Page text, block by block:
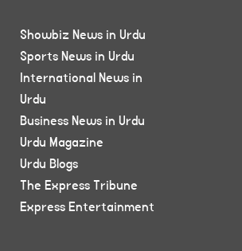
Showbiz News in Urdu
Sports News in Urdu
International News in
Urdu
Business News in Urdu
Urdu Magazine
Urdu Blogs
The Express Tribune
Express Entertainment